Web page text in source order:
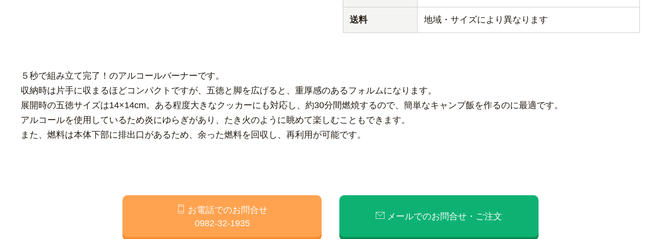
送料 地域・サイズにより異なります
５秒で組み立て完了！のアルコールバーナーです。
収納時は片手に収まるほどコンパクトですが、五徳と脚を広げると、重厚感のあるフォルムになります。
展開時の五徳サイズは14×14cm。ある程度大きなクッカーにも対応し、約30分間燃焼するので、簡単なキャンプ飯を作るのに最適です。
アルコールを使用しているため炎にゆらぎがあり、たき火のように眺めて楽しむこともできます。
また、燃料は本体下部に排出口があるため、余った燃料を回収し、再利用が可能です。
お電話でのお問合せ
0982-32-1935
メールでのお問合せ・ご注文